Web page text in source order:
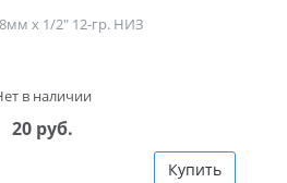
х 1/2" 12-гр. НИЗ
в наличии
20 руб.
Купить